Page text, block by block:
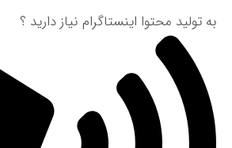
به تولید محتوا اینستاگرام نیاز دارید ؟